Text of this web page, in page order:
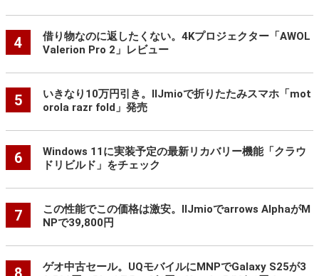
4
借り物なのに返したくない。4Kプロジェクター「AWOL
Valerion Pro 2」レビュー
5
いきなり10万円引き。IIJmioで折りたたみスマホ「mot
orola razr fold」発売
6
Windows 11に実装予定の最新リカバリー機能「クラウ
ドリビルド」をチェック
7
この性能でこの価格は激安。IIJmioでarrows AlphaがM
NPで39,800円
ゲオ中古セール。UQモバイルにMNPでGalaxy S25が3